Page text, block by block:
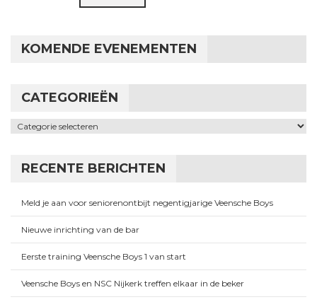
KOMENDE EVENEMENTEN
CATEGORIEËN
Categorieën
RECENTE BERICHTEN
Meld je aan voor seniorenontbijt negentigjarige Veensche Boys
Nieuwe inrichting van de bar
Eerste training Veensche Boys 1 van start
Veensche Boys en NSC Nijkerk treffen elkaar in de beker